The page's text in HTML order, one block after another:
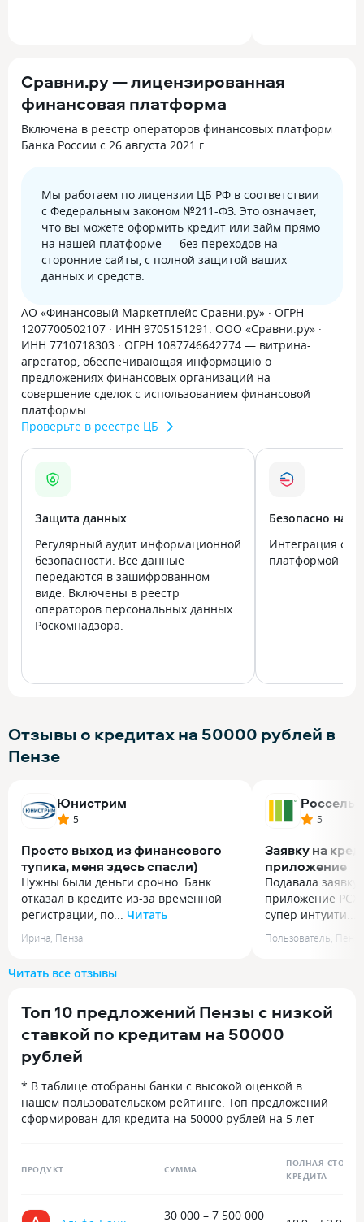
Сравни.ру — лицензированная
финансовая платформа
Включена в реестр операторов финансовых платформ
Банка России с 26 августа 2021 г.
Мы работаем по лицензии ЦБ РФ в соответствии
с Федеральным законом №211-ФЗ. Это означает,
что вы можете оформить кредит или займ прямо
на нашей платформе — без переходов на
сторонние сайты, с полной защитой ваших
данных и средств.
АО «Финансовый Маркетплейс Сравни.ру» · ОГРН
1207700502107 · ИНН 9705151291. ООО «Сравни.ру» ·
ИНН 7710718303 · ОГРН 1087746642774 — витрина-
агрегатор, обеспечивающая информацию о
предложениях финансовых организаций на
совершение сделок с использованием финансовой
платформы
Проверьте в реестре ЦБ
Защита данных
Регулярный аудит информационной
безопасности. Все данные
передаются в зашифрованном
виде. Включены в реестр
операторов персональных данных
Роскомнадзора.
Безопасно на
Интеграция с
платформой
Отзывы о кредитах на 50000 рублей в
Пензе
Юнистрим
5
Просто выход из финансового
тупика, меня здесь спасли)
Нужны были деньги срочно. Банк
отказал в кредите из-за временной
регистрации, по... Читать
Нужны были деньги срочно. Банк
отказал в кредите из-за временной
обратиться в Юнистрим. На сайте
предъявила уже при оформлении.
Ставка по договору составила 0,8%
в день на две недели. По моим
расчётам переплата вышла около
на карту примерно через 40 минут
после одобрения, хотя изначально
говорили, что перевод может занять
Тем не менее, заявку рассмотрели
без лишних сложностей. Удобно, что
Ирина, Пенза
5
Заявку на
приложение
Подавала
приложение
супер интуити...
Подавала
Понравилось,
ехать на первом
удобно,
Пользователь, Пенза
Читать все отзывы
Топ 10 предложений Пензы с низкой
ставкой по кредитам на 50000
рублей
* В таблице отобраны банки с высокой оценкой в
нашем пользовательском рейтинге. Топ предложений
сформирован для кредита на 50000 рублей на 5 лет
ПРОДУКТ СУММА
ПОЛНАЯ
КРЕДИТА
30 000 – 7 500 000